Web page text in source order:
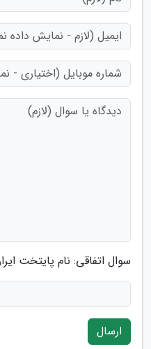
سوال اتفاقی: نام پایتخت
ارسال